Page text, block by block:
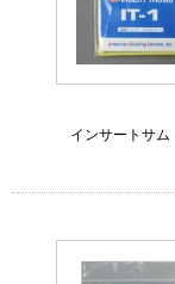
インサートサ